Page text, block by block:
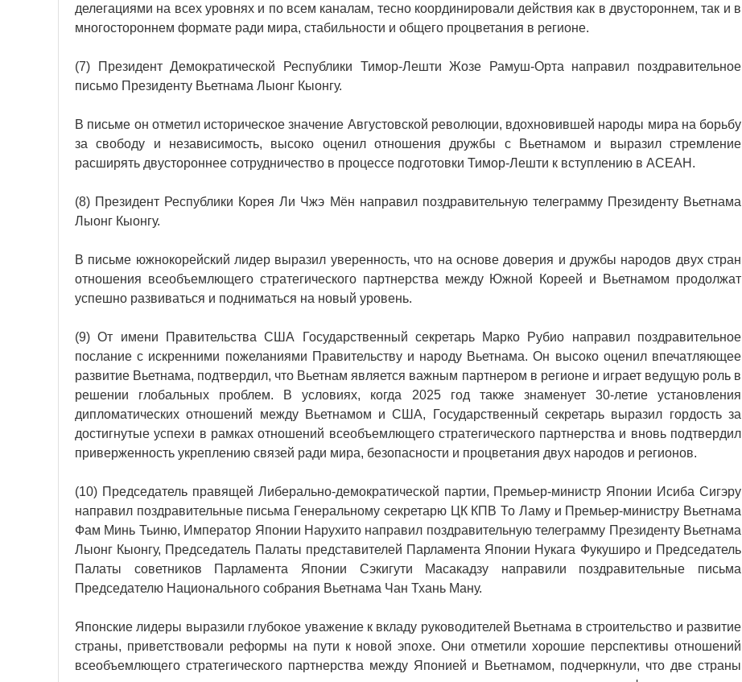
делегациями на всех уровнях и по всем каналам, тесно координировали действия как в двустороннем, так и в
многостороннем формате ради мира, стабильности и общего процветания в регионе.
(7) Президент Демократической Республики Тимор-Лешти Жозе Рамуш-Орта направил поздравительное
письмо Президенту Вьетнама Лыонг Кыонгу.
В письме он отметил историческое значение Августовской революции, вдохновившей народы мира на борьбу
за свободу и независимость, высоко оценил отношения дружбы с Вьетнамом и выразил стремление
расширять двустороннее сотрудничество в процессе подготовки Тимор-Лешти к вступлению в АСЕАН.
(8) Президент Республики Корея Ли Чжэ Мён направил поздравительную телеграмму Президенту Вьетнама
Лыонг Кыонгу.
В письме южнокорейский лидер выразил уверенность, что на основе доверия и дружбы народов двух стран
отношения всеобъемлющего стратегического партнерства между Южной Кореей и Вьетнамом продолжат
успешно развиваться и подниматься на новый уровень.
(9) От имени Правительства США Государственный секретарь Марко Рубио направил поздравительное
послание с искренними пожеланиями Правительству и народу Вьетнама. Он высоко оценил впечатляющее
развитие Вьетнама, подтвердил, что Вьетнам является важным партнером в регионе и играет ведущую роль в
решении глобальных проблем. В условиях, когда 2025 год также знаменует 30-летие установления
дипломатических отношений между Вьетнамом и США, Государственный секретарь выразил гордость за
достигнутые успехи в рамках отношений всеобъемлющего стратегического партнерства и вновь подтвердил
приверженность укреплению связей ради мира, безопасности и процветания двух народов и регионов.
(10) Председатель правящей Либерально-демократической партии, Премьер-министр Японии Исиба Сигэру
направил поздравительные письма Генеральному секретарю ЦК КПВ То Ламу и Премьер-министру Вьетнама
Фам Минь Тьиню, Император Японии Нарухито направил поздравительную телеграмму Президенту Вьетнама
Лыонг Кыонгу, Председатель Палаты представителей Парламента Японии Нукага Фукуширо и Председатель
Палаты советников Парламента Японии Сэкигути Масакадзу направили поздравительные письма
Председателю Национального собрания Вьетнама Чан Тхань Ману.
Японские лидеры выразили глубокое уважение к вкладу руководителей Вьетнама в строительство и развитие
страны, приветствовали реформы на пути к новой эпохе. Они отметили хорошие перспективы отношений
всеобъемлющего стратегического партнерства между Японией и Вьетнамом, подчеркнули, что две страны